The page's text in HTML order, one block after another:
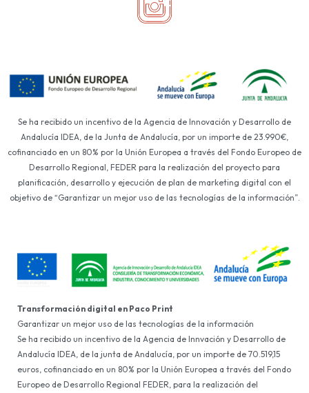
Se ha recibido un incentivo de la Agencia de Innovación y Desarrollo de
Andalucía IDEA, de la Junta de Andalucía, por un importe de 23.990€,
cofinanciado en un 80% por la Unión Europea a través del Fondo Europeo de
Desarrollo Regional, FEDER para la realización del proyecto para
planificación, desarrollo y ejecución de plan de marketing digital con el
objetivo de “Garantizar un mejor uso de las tecnologías de la información”.
Transformación digital en Paco Print
Garantizar un mejor uso de las tecnologías de la información
Se ha recibido un incentivo de la Agencia de Innvación y Desarrollo de
Andalucía IDEA, de la junta de Andalucía, por un importe de 70.519,15
euros, cofinanciado en un 80% por la Unión Europea a través del Fondo
Europeo de Desarrollo Regional FEDER, para la realización del